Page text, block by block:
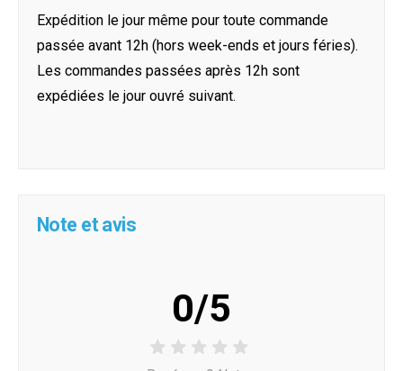
Expédition le jour même pour toute commande
passée avant 12h (hors week-ends et jours féries).
Les commandes passées après 12h sont
expédiées le jour ouvré suivant.
Note et avis
0/5